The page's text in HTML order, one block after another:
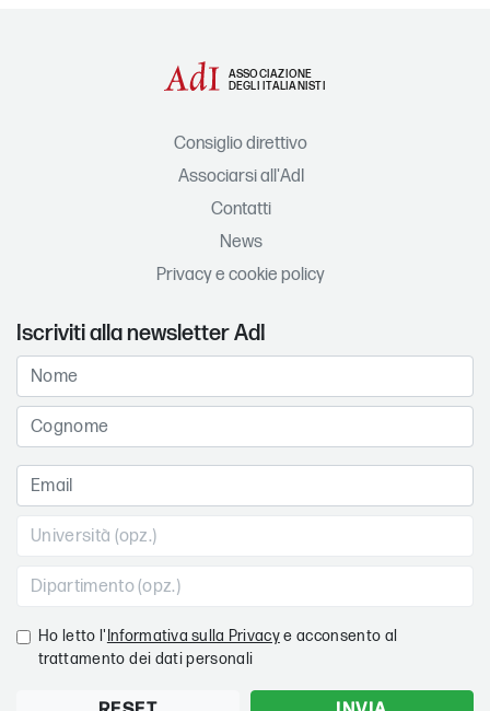
ASSOCIAZIONE
DEGLI ITALIANISTI
Consiglio direttivo
Associarsi all'AdI
Contatti
News
Privacy e cookie policy
Iscriviti alla newsletter AdI
Ho letto l' Informativa sulla Privacye acconsento al
trattamento dei dati personali